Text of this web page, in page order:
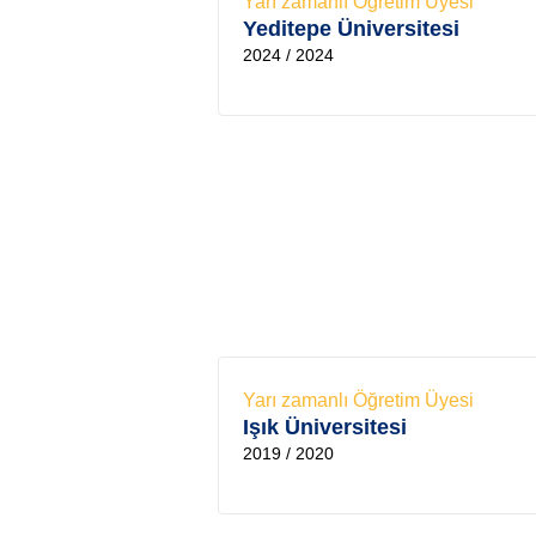
Yeditepe Üniversitesi
2024 / 2024
Yarı zamanlı Öğretim Üyesi
Işık Üniversitesi
2019 / 2020